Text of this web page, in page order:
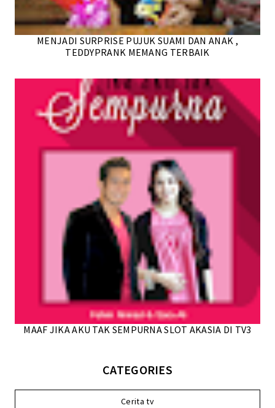
MENJADI SURPRISE PUJUK SUAMI DAN ANAK ,
TEDDYPRANK MEMANG TERBAIK
MAAF JIKA AKU TAK SEMPURNA SLOT AKASIA DI TV3
CATEGORIES
Cerita tv